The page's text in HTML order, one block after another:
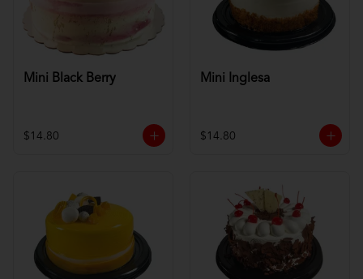
Mini Black Berry
$14.80
Mini Inglesa
$14.80